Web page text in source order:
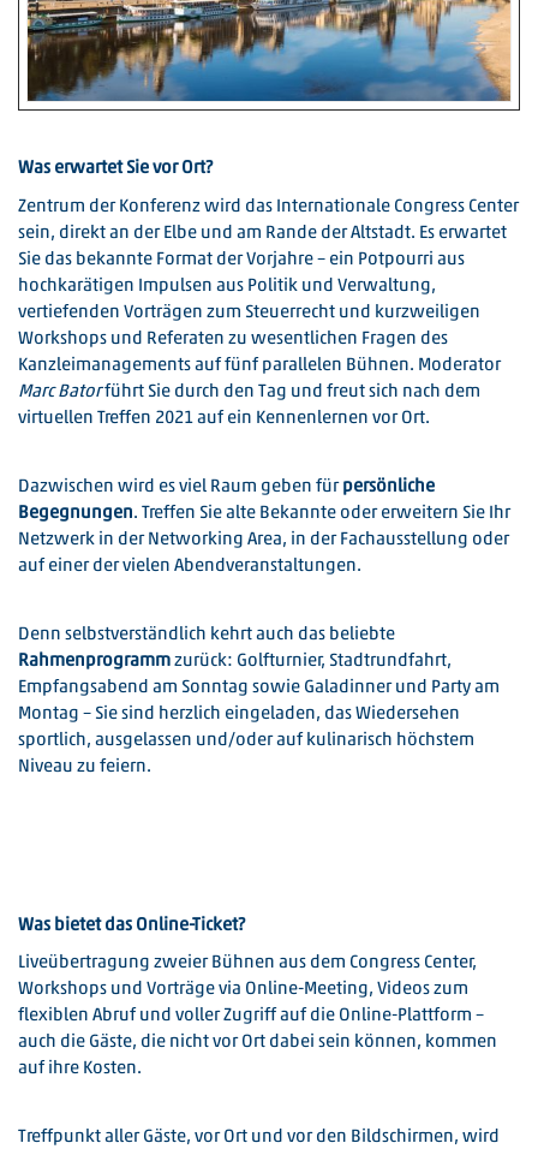
Was erwartet Sie vor Ort?
Zentrum der Konferenz wird das Internationale Congress Center
sein, direkt an der Elbe und am Rande der Altstadt. Es erwartet
Sie das bekannte Format der Vorjahre – ein Potpourri aus
hochkarätigen Impulsen aus Politik und Verwaltung,
vertiefenden Vorträgen zum Steuerrecht und kurzweiligen
Workshops und Referaten zu wesentlichen Fragen des
Kanzleimanagements auf fünf parallelen Bühnen. Moderator
Marc Batorführt Sie durch den Tag und freut sich nach dem
virtuellen Treffen 2021 auf ein Kennenlernen vor Ort.
Dazwischen wird es viel Raum geben fürpersönliche
Begegnungen. Treffen Sie alte Bekannte oder erweitern Sie Ihr
Netzwerk in der Networking Area, in der Fachausstellung oder
auf einer der vielen Abendveranstaltungen.
Denn selbstverständlich kehrt auch das beliebte
Rahmenprogrammzurück: Golfturnier, Stadtrundfahrt,
Empfangsabend am Sonntag sowie Galadinner und Party am
Montag – Sie sind herzlich eingeladen, das Wiedersehen
sportlich, ausgelassen und/oder auf kulinarisch höchstem
Niveau zu feiern.
Was bietet das Online-Ticket?
Liveübertragung zweier Bühnen aus dem Congress Center,
Workshops und Vorträge via Online-Meeting, Videos zum
flexiblen Abruf und voller Zugriff auf die Online-Plattform –
auch die Gäste, die nicht vor Ort dabei sein können, kommen
auf ihre Kosten.
Treffpunkt aller Gäste, vor Ort und vor den Bildschirmen, wird